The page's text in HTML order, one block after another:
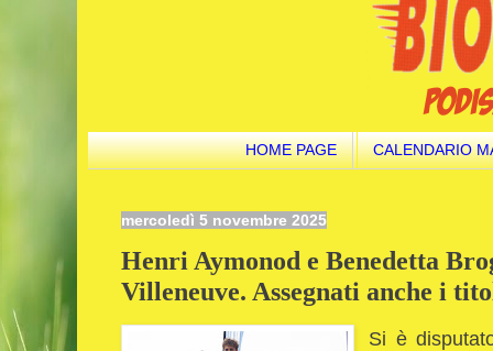
HOME PAGE CALENDARIO
mercoledì 5 novembre 2025
Henri Aymonod e Benedetta
Villeneuve. Assegnati anche i
Si è